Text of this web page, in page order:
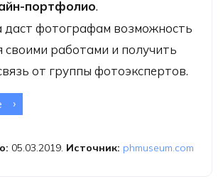
портфолио.
фотографам возможность
своими работами и получить
от группы фотоэкспертов.
о Месяц онлайн-портфолио
05.03.2019. Источник: phmuseum.com